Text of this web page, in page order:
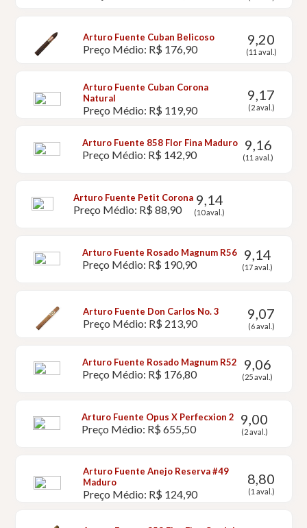
Arturo Fuente Cuban Belicoso
Preço Médio: R$ 176,90
9,20
(11 aval.)
Arturo Fuente Cuban Corona
Natural
Preço Médio: R$ 119,90
9,17
(2 aval.)
Arturo Fuente 858 Flor Fina Maduro
Preço Médio: R$ 142,90
9,16
(11 aval.)
Arturo Fuente Petit Corona
Preço Médio: R$ 88,90
9,14
(10 aval.)
Arturo Fuente Rosado Magnum R56
Preço Médio: R$ 190,90
9,14
(17 aval.)
Arturo Fuente Don Carlos No. 3
Preço Médio: R$ 213,90
9,07
(6 aval.)
Arturo Fuente Rosado Magnum R52
Preço Médio: R$ 176,80
9,06
(25 aval.)
Arturo Fuente Opus X Perfecxion 2
Preço Médio: R$ 655,50
9,00
(2 aval.)
Arturo Fuente Anejo Reserva #49
Maduro
Preço Médio: R$ 124,90
8,80
(1 aval.)